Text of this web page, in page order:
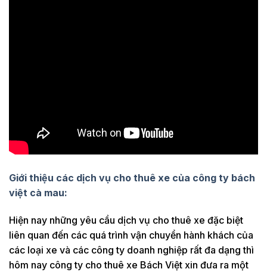
Giới thiệu các dịch vụ cho thuê xe của công ty bách
việt cà mau:
Hiện nay những yêu cầu dịch vụ cho thuê xe đặc biệt
liên quan đến các quá trình vận chuyển hành khách của
các loại xe và các công ty doanh nghiệp rất đa dạng thì
hôm nay công ty cho thuê xe Bách Việt xin đưa ra một